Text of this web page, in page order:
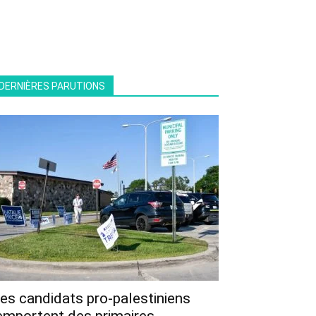
PARUTIONS
candidats pro-palestiniens